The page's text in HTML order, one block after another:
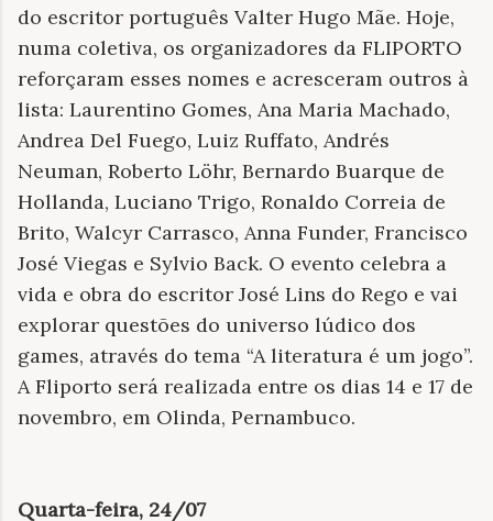
do escritor português Valter Hugo Mãe. Hoje,
numa coletiva, os organizadores da FLIPORTO
reforçaram esses nomes e acresceram outros à
lista: Laurentino Gomes, Ana Maria Machado,
Andrea Del Fuego, Luiz Ruffato, Andrés
Neuman, Roberto Löhr, Bernardo Buarque de
Hollanda, Luciano Trigo, Ronaldo Correia de
Brito, Walcyr Carrasco, Anna Funder, Francisco
José Viegas e Sylvio Back. O evento celebra a
vida e obra do escritor José Lins do Rego e vai
explorar questões do universo lúdico dos
games, através do tema “A literatura é um jogo”.
A Fliporto será realizada entre os dias 14 e 17 de
novembro, em Olinda, Pernambuco.
Quarta-feira, 24/07